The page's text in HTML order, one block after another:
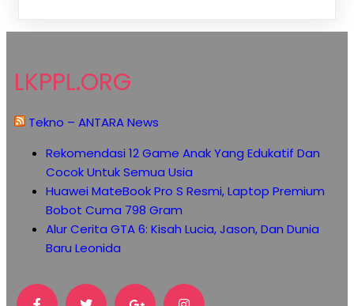
LKPPL.ORG
Tekno – ANTARA News
Rekomendasi 12 Game Anak Yang Edukatif Dan
Cocok Untuk Semua Usia
Huawei MateBook Pro S Resmi, Laptop Premium
Bobot Cuma 798 Gram
Alur Cerita GTA 6: Kisah Lucia, Jason, Dan Dunia
Baru Leonida